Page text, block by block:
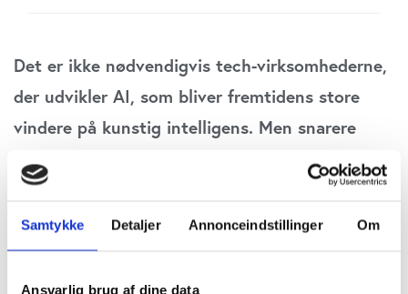
Samtykke Detaljer Annonceindstillinger Om
Ansvarlig brug af dine data
Det er ikke nødvendigvis tech-virksomhederne,
der udvikler AI, som bliver fremtidens store
vindere på kunstig intelligens. Men snarere
dem, der forstår at bruge teknologien bedst.
Det er her de skjulte vindere ligger – og også
de måske mest oversete
investeringsmuligheder, skriver finanshuset
Morgan Stanley i ny rapport.